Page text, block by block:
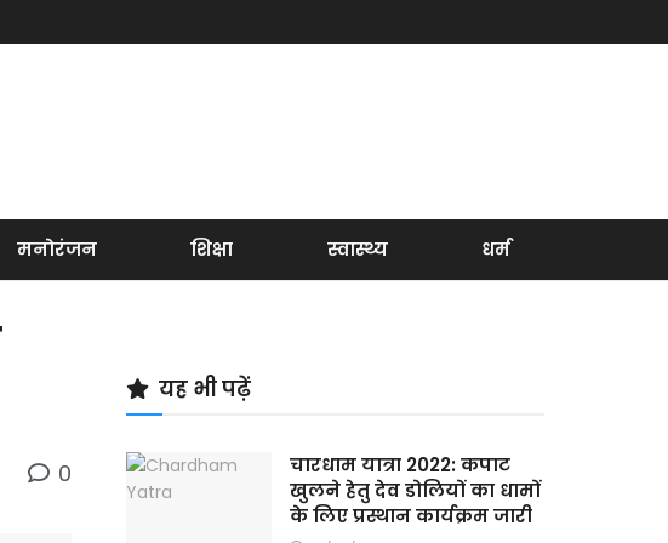
मनोरंजन शिक्षा स्वास्थ्य धर्म
0
यह भी पढ़ें
चारधाम यात्रा 2022: कपाट
खुलने हेतु देव डोलियों का धामों
के लिए प्रस्थान कार्यक्रम जारी